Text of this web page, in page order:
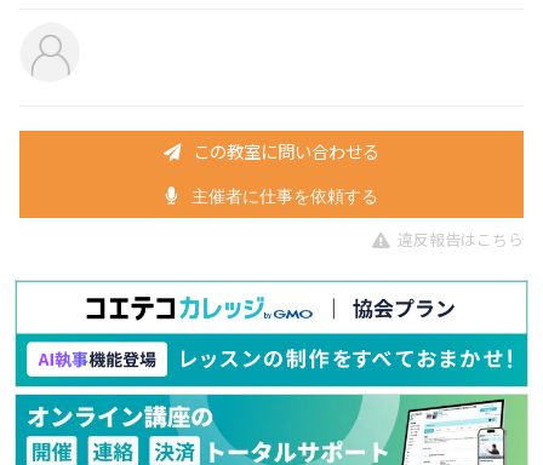
この教室に問い合わせる
主催者に仕事を依頼する
違反報告はこちら